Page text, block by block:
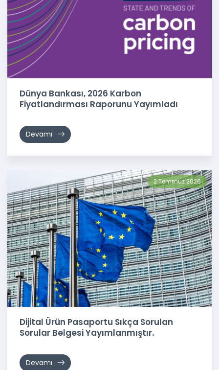
Dünya Bankası, 2026 Karbon
Fiyatlandırması Raporunu Yayımladı
Devamı
2 Temmuz 2026
Dijital Ürün Pasaportu Sıkça Sorulan
Sorular Belgesi Yayımlanmıştır.
Devamı